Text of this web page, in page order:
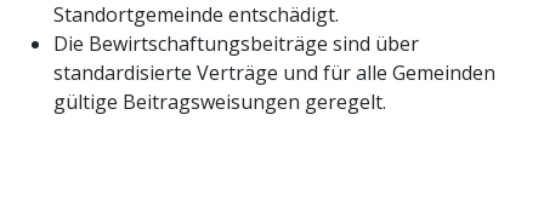
Standortgemeinde entschädigt.
Die Bewirtschaftungsbeiträge sind über
standardisierte Verträge und für alle Gemeinden
gültige Beitragsweisungen geregelt.